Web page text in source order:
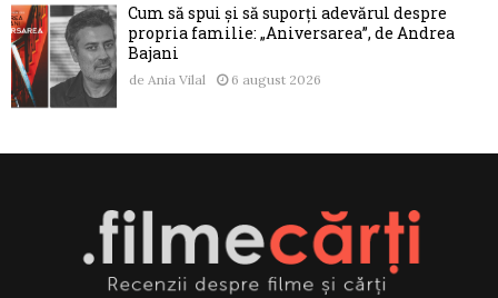
Cum să spui și să suporți adevărul despre
propria familie: „Aniversarea”, de Andrea
Bajani
de Ania Vilal 6 august 2026